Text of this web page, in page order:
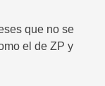
que no se
el de ZP y